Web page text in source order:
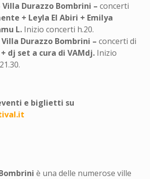
Villa Durazzo Bombrini – concerti
+ Leyla El Abiri + Emilya
L. Inizio concerti h.20.
Durazzo Bombrini – concerti di
+ dj set a cura di VAMdj. Inizio
e biglietti su
è una delle numerose ville